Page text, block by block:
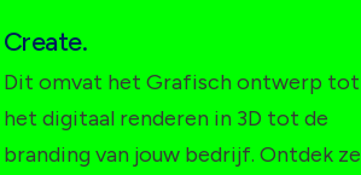
Create.
Dit omvat het Grafisch ontwerp tot
het digitaal renderen in 3D tot de
branding van jouw bedrijf. Ontdek ze